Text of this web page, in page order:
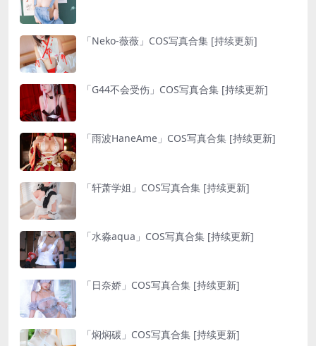
「Neko-薇薇」COS写真合集 [持续更新]
「G44不会受伤」COS写真合集 [持续更新]
「雨波HaneAme」COS写真合集 [持续更新]
「轩萧学姐」COS写真合集 [持续更新]
「水淼aqua」COS写真合集 [持续更新]
「日奈娇」COS写真合集 [持续更新]
「焖焖碳」COS写真合集 [持续更新]